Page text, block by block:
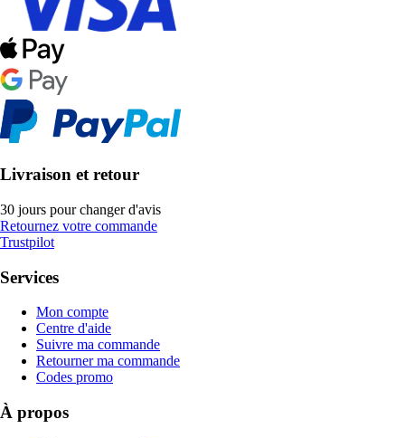
Livraison et retour
30 jours pour changer d'avis
Retournez votre commande
Trustpilot
Services
Mon compte
Centre d'aide
Suivre ma commande
Retourner ma commande
Codes promo
À propos